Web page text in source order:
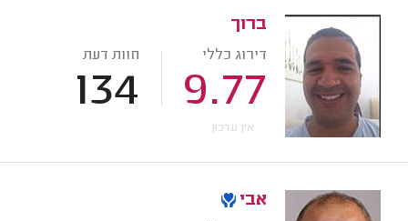
ברוך
דירוג כללי
9.77
חוות דעת
134
אין עדכון
אבי